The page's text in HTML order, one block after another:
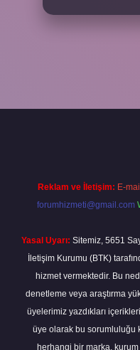
Reklam ve İletişim: E-
forumhizmeti@gmail.com
Yasal Uyarı: Sitemiz, 5651
İletişim Kurumu (BTK)
hizmet vermektedir. Bu
denetleme veya araştırma
üyelerimiz yazdıkları
üye olarak bu sorumluluğu
herhangi bir marka, kurum